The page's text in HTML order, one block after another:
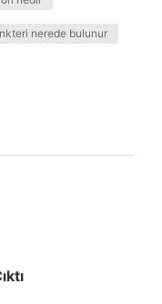
nerede bulunur